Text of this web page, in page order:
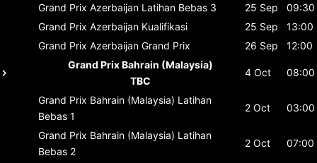
Grand Prix Azerbaijan Latihan Bebas 3 25 Sep
09:30
Grand Prix Azerbaijan Kualifikasi 25 Sep
13:00
Grand Prix Azerbaijan Grand Prix 26 Sep
12:00
Grand Prix Bahrain (Malaysia)
TBC
4 Oct 08:00
Grand Prix Bahrain (Malaysia) Latihan
Bebas 1
2 Oct 03:00
Grand Prix Bahrain (Malaysia) Latihan
Bebas 2
2 Oct 07:00